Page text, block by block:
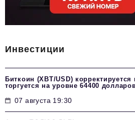
Инвестиции
Биткоин (XBT/USD)
торгуется на уровне 64400
07 августа 19:30